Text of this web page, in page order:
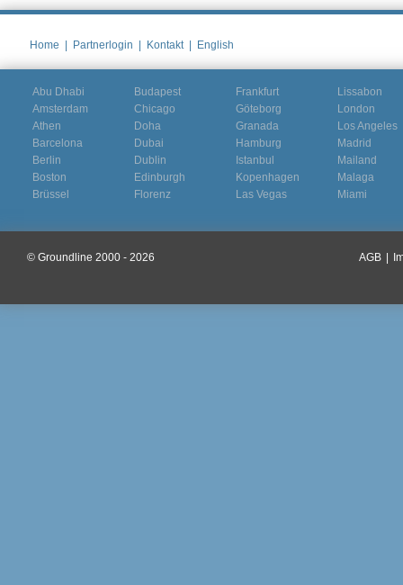
Home | Partnerlogin | Kontakt | English
Abu Dhabi
Amsterdam
Athen
Barcelona
Berlin
Boston
Brüssel
Budapest
Chicago
Doha
Dubai
Dublin
Edinburgh
Florenz
Frankfurt
Göteborg
Granada
Hamburg
Istanbul
Kopenhagen
Las Vegas
Lissabon
London
Los Angeles
Madrid
Mailand
Malaga
Miami
© Groundline 2000 - 2026 AGB |